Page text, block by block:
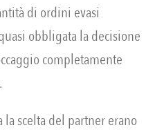
di ordini evasi
obbligata la decisione
completamente
scelta del partner erano